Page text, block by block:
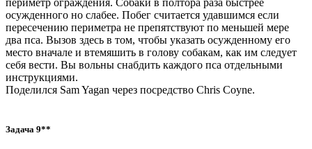
осужденного но слабее. Побег считается удавшимся если
пересечению периметра не препятствуют по меньшей мере
два пса. Вызов здесь в том, чтобы указать осужденному его
место вначале и втемяшить в голову собакам, как им следует
себя вести. Вы вольны снабдить каждого пса отдельными
инструкциями.
Поделился Sam Yagan через посредство Chris Coyne.
Задача 9**